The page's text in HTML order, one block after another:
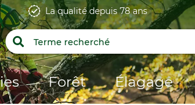
La qualité depuis 78 ans
Forêt Élagage